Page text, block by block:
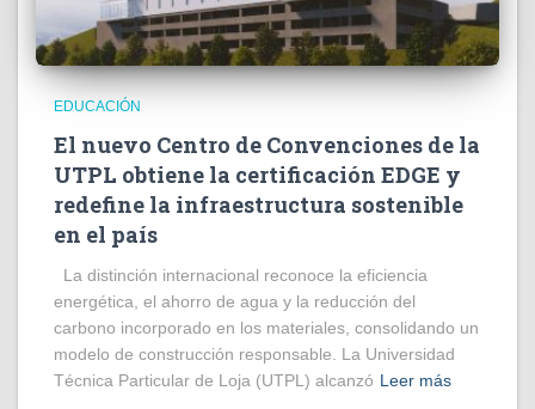
EDUCACIÓN
El nuevo Centro de Convenciones de la
UTPL obtiene la certificación EDGE y
redefine la infraestructura sostenible
en el país
La distinción internacional reconoce la eficiencia
energética, el ahorro de agua y la reducción del
carbono incorporado en los materiales, consolidando un
modelo de construcción responsable. La Universidad
Técnica Particular de Loja (UTPL) alcanzó Leer más